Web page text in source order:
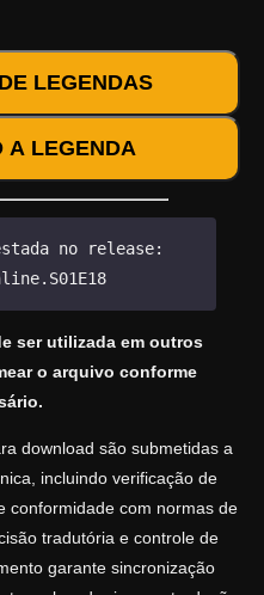
LEGENDAS
LEGENDA
no release:
ser utilizada em outros
o arquivo conforme
download são submetidas a
incluindo verificação de
conformidade com normas de
tradutória e controle de
garante sincronização